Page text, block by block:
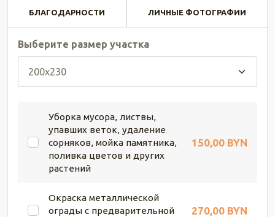
БЛАГОДАРНОСТИ ЛИЧНЫЕ ФОТОГРАФИИ
Выберите размер участка
Уборка мусора, листвы,
упавших веток, удаление
сорняков, мойка памятника,
поливка цветов и других
растений
150,00 BYN
Окраска металлической
ограды с предварительной
270,00 BYN